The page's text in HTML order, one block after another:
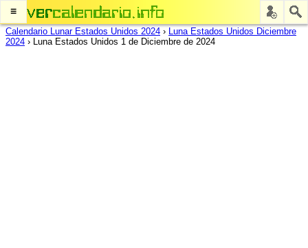
≡
Calendario Lunar Estados Unidos 2024 › Luna Estados Unidos Diciembre
2024 › Luna Estados Unidos 1 de Diciembre de 2024